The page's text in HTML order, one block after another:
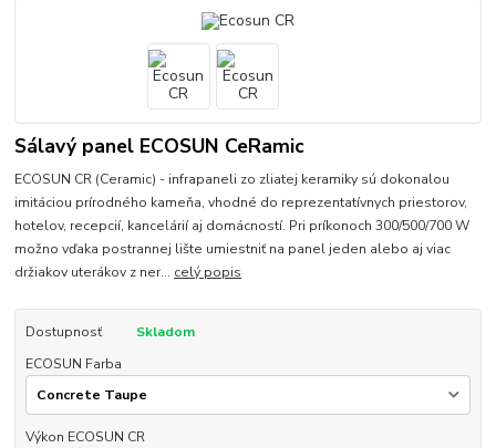
Sálavý panel ECOSUN CeRamic
ECOSUN CR (Ceramic) - infrapaneli zo zliatej keramiky sú dokonalou
imitáciou prírodného kameňa, vhodné do reprezentatívnych priestorov,
hotelov, recepcií, kancelárií aj domácností. Pri príkonoch 300/500/700 W
možno vďaka postrannej lište umiestniť na panel jeden alebo aj viac
držiakov uterákov z ner... celý popis
Dostupnosť
Skladom
ECOSUN Farba
Výkon ECOSUN CR